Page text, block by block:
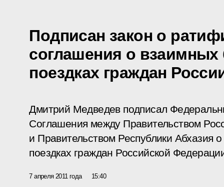
Подписан закон о
соглашения о взаимных
поездках граждан
Дмитрий Медведев подписал
Соглашения между Правительством
и Правительством Республики Абхазия
поездках граждан Российской
7 апреля 2011 года 15:40